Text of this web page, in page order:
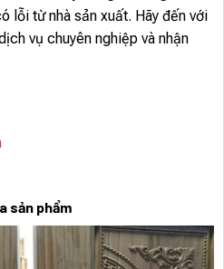
lỗi từ nhà sản xuất. Hãy đến với
vụ chuyên nghiệp và nhận
sản phẩm